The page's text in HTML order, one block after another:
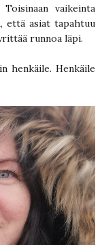
vaikeinta
että asiat tapahtuu
runnoa läpi.
henkäile. Henkäile